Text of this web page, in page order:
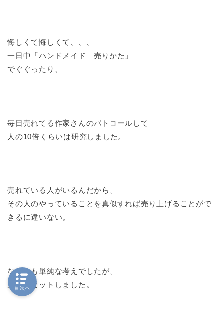
悔しくて悔しくて、、、
一日中「ハンドメイド 売りかた」
でぐぐったり、
毎日売れてる作家さんのパトロールして
人の10倍くらいは研究しました。
売れている人がいるんだから、
その人のやっていることを真似すれば売り上げることがで
きるに違いない。
なんとも単純な考えでしたが、
見事にヒットしました。
目次へ